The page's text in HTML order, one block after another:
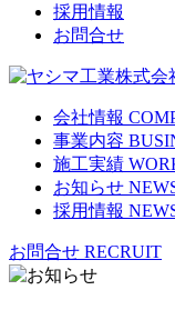
採用情報
お問合せ
会社情報
事業内容
施工実績
お知らせ
採用情報
お問合せ RECRUIT